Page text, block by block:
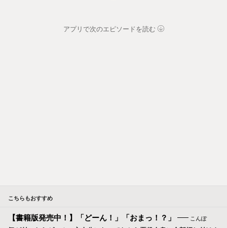
アプリで次のエピソードを読む
こちらもおすすめ
【書籍版発売中！】「どーん！」「おまっ！？」 こんぽ